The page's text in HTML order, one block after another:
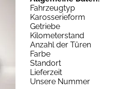
Fahrzeugtyp
Karosserieform
Getriebe
Kilometerstand
Anzahl der Türen
Farbe
Standort
Lieferzeit
Unsere Nummer